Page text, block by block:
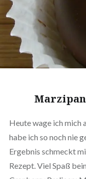
Heute wage ich mich
habe ich so noch nie
Ergebnis schmeckt
Rezept. Viel Spaß